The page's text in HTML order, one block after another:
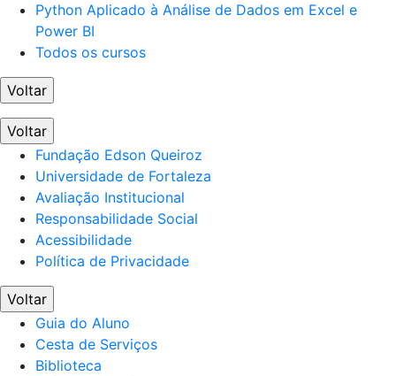
Python Aplicado à Análise de Dados em Excel e
Power BI
Todos os cursos
Voltar
Voltar
Fundação Edson Queiroz
Universidade de Fortaleza
Avaliação Institucional
Responsabilidade Social
Acessibilidade
Política de Privacidade
Voltar
Guia do Aluno
Cesta de Serviços
Biblioteca